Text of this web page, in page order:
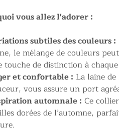
vous allez l'adorer :
subtiles des couleurs :
le mélange de couleurs
touche de distinction à
et confortable : La laine
vous assure un port
automnale : Ce
dorées de l’automne,